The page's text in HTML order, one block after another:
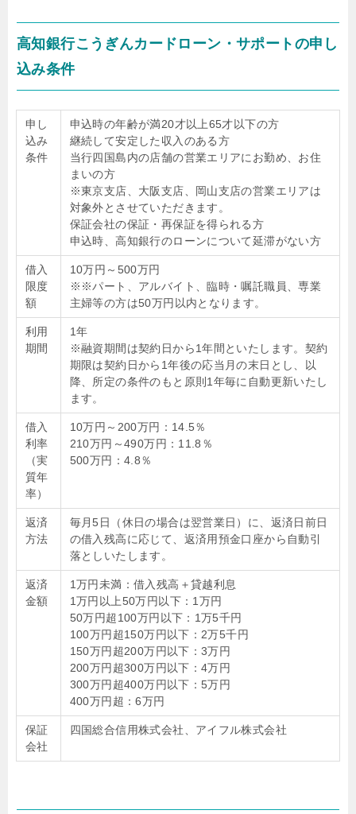
高知銀行こうぎんカードローン・サポートの申し
込み条件
申し
込み
条件
申込時の年齢が満20才以上65才以下の方
継続して安定した収入のある方
当行四国島内の店舗の営業エリアにお勤め、お住
まいの方
※東京支店、大阪支店、岡山支店の営業エリアは
対象外とさせていただきます。
保証会社の保証・再保証を得られる方
申込時、高知銀行のローンについて延滞がない方
借入
限度
額
10万円～500万円
※※パート、アルバイト、臨時・嘱託職員、専業
主婦等の方は50万円以内となります。
利用
期間
1年
※融資期間は契約日から1年間といたします。契約
期限は契約日から1年後の応当月の末日とし、以
降、所定の条件のもと原則1年毎に自動更新いたし
ます。
借入
利率
（実
質年
率）
10万円～200万円：14.5％
210万円～490万円：11.8％
500万円：4.8％
返済
方法
毎月5日（休日の場合は翌営業日）に、返済日前日
の借入残高に応じて、返済用預金口座から自動引
落としいたします。
返済
金額
1万円未満：借入残高＋貸越利息
1万円以上50万円以下：1万円
50万円超100万円以下：1万5千円
100万円超150万円以下：2万5千円
150万円超200万円以下：3万円
200万円超300万円以下：4万円
300万円超400万円以下：5万円
400万円超：6万円
保証
会社
四国総合信用株式会社、アイフル株式会社